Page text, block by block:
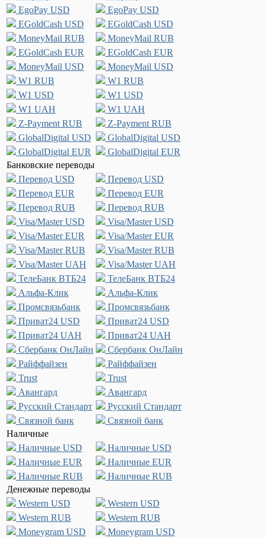
EgoPay USD
EgoPay USD
EGoldCash USD
EGoldCash USD
MoneyMail RUB
MoneyMail RUB
EGoldCash EUR
EGoldCash EUR
MoneyMail USD
MoneyMail USD
W1 RUB
W1 RUB
W1 USD
W1 USD
W1 UAH
W1 UAH
Z-Payment RUB
Z-Payment RUB
GlobalDigital USD
GlobalDigital USD
GlobalDigital EUR
GlobalDigital EUR
Банковские переводы
Перевод USD
Перевод USD
Перевод EUR
Перевод EUR
Перевод RUB
Перевод RUB
Visa/Master USD
Visa/Master USD
Visa/Master EUR
Visa/Master EUR
Visa/Master RUB
Visa/Master RUB
Visa/Master UAH
Visa/Master UAH
ТелеБанк ВТБ24
ТелеБанк ВТБ24
Альфа-Клик
Альфа-Клик
Промсвязьбанк
Промсвязьбанк
Приват24 USD
Приват24 USD
Приват24 UAH
Приват24 UAH
Сбербанк ОнЛайн
Сбербанк ОнЛайн
Райффайзен
Райффайзен
Trust
Trust
Авангард
Авангард
Русский Стандарт
Русский Стандарт
Связной банк
Связной банк
Наличные
Наличные USD
Наличные USD
Наличные EUR
Наличные EUR
Наличные RUB
Наличные RUB
Денежные переводы
Western USD
Western USD
Western RUB
Western RUB
Moneygram USD
Moneygram USD